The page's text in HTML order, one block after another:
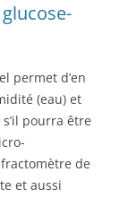
permet d’en
(eau) et
pourra être
de
et aussi